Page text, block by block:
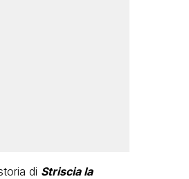
di Striscia la